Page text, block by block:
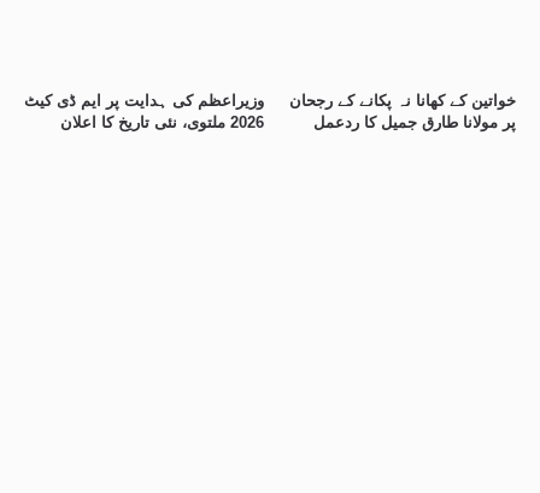
وزیراعظم کی ہدایت پر ایم ڈی کیٹ
2026 ملتوی، نئی تاریخ کا اعلان
خواتین کے کھانا نہ پکانے کے رجحان
پر مولانا طارق جمیل کا ردعمل